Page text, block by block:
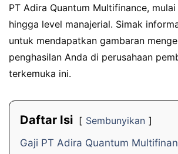
PT Adira Quantum Multifinance,
hingga level manajerial. Simak
untuk mendapatkan gambaran
penghasilan Anda di perusahaan
terkemuka ini.
Daftar Isi
Sembunyikan
Gaji PT Adira Quantum